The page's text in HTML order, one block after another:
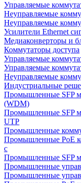
Управляемые
Неуправляемые
Неуправляемые
Усилители Ethernet
Медиаконверторы и
Коммутаторы доступа
Управляемые
Управляемые
Неуправляемые
Индустриальные
Промышленные SFP
(WDM)
Промышленные SFP
UTP
Промышленные
Промышленные PoE
с
Промышленные SFP
Промышленные
Промышленные